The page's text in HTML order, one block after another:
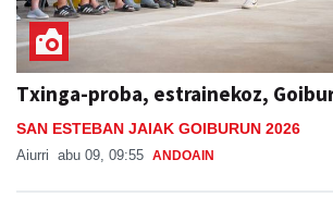
Txinga-proba, estrainekoz,
SAN ESTEBAN JAIAK GOIBURUN 2026
Aiurri abu 09, 09:55 ANDOAIN